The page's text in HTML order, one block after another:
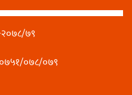
२०७८/७९
०७८/०७९